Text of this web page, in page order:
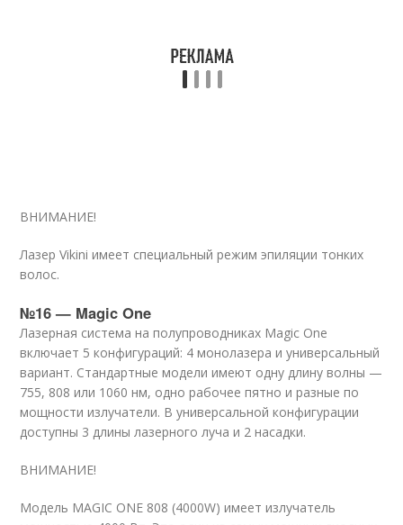
ВНИМАНИЕ!
Лазер Vikini имеет специальный режим эпиляции тонких
волос.
№16 — Magic One
Лазерная система на полупроводниках Magic One
включает 5 конфигураций: 4 монолазера и универсальный
вариант. Стандартные модели имеют одну длину волны —
755, 808 или 1060 нм, одно рабочее пятно и разные по
мощности излучатели. В универсальной конфигурации
доступны 3 длины лазерного луча и 2 насадки.
ВНИМАНИЕ!
Модель MAGIC ONE 808 (4000W) имеет излучатель